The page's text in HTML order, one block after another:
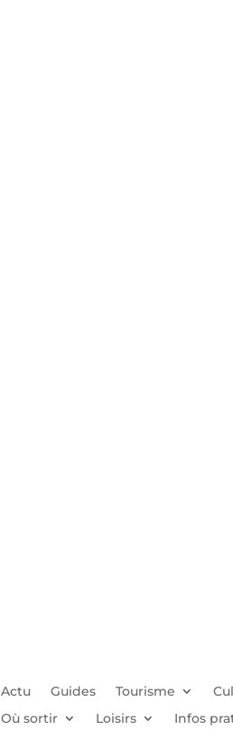
Actu Guides Tourisme
Où sortir
Loisirs Infos